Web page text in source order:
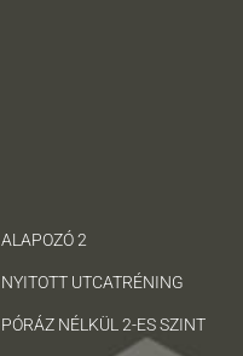
ALAPOZÓ 2
NYITOTT UTCATRÉNING
PÓRÁZ NÉLKÜL 2-ES SZINT